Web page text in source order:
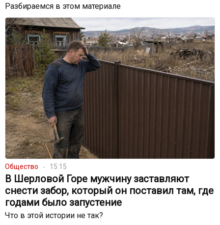
Разбираемся в этом материале
Общество 15:15
В Шерловой Горе мужчину заставляют
снести забор, который он поставил там, где
годами было запустение
Что в этой истории не так?